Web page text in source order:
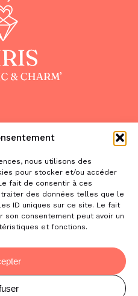
nous utilisons des
pour stocker et/ou accéder
fait de consentir à ces
des données telles que le
ID uniques sur ce site. Le fait
consentement peut avoir un
et fonctions.